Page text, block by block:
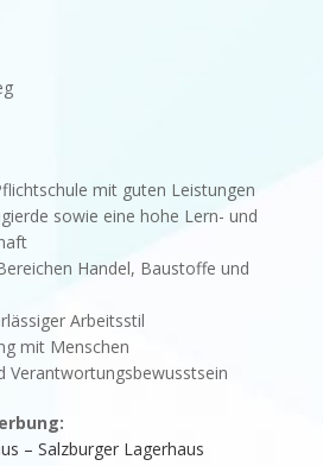
mit guten Leistungen
sowie eine hohe Lern- und
Handel, Baustoffe und
Arbeitsstil
mit Menschen
Verantwortungsbewusstsein
– Salzburger Lagerhaus